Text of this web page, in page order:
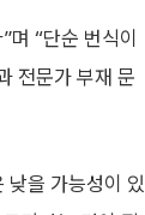
“단순 번식이
전문가 부재 문
낮을 가능성이 있